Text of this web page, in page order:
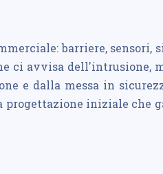
barriere,
avvisa dell'intrusione,
e dalla messa in
iniziale che